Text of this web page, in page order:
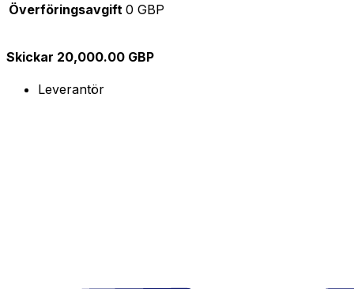
Överföringsavgift 0 GBP
Skickar 20,000.00 GBP
Leverantör